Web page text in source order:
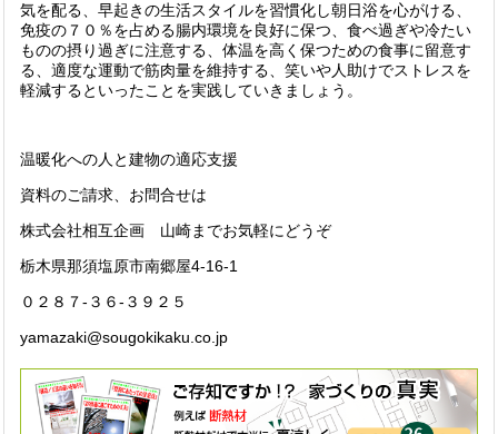
気を配る、早起きの生活スタイルを習慣化し朝日浴を心がける、
免疫の７０％を占める腸内環境を良好に保つ、食べ過ぎや冷たい
ものの摂り過ぎに注意する、体温を高く保つための食事に留意す
る、適度な運動で筋肉量を維持する、笑いや人助けでストレスを
軽減するといったことを実践していきましょう。
温暖化への人と建物の適応支援
資料のご請求、お問合せは
株式会社相互企画 山崎までお気軽にどうぞ
栃木県那須塩原市南郷屋4-16-1
０２８７-３６-３９２５
yamazaki@sougokikaku.co.jp